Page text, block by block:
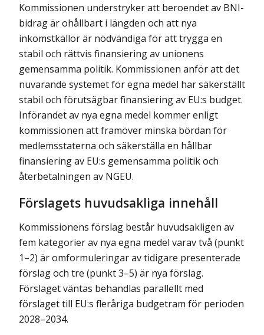
Kommissionen understryker att beroendet av BNI-
bidrag är ohållbart i längden och att nya
inkomstkällor är nödvändiga för att trygga en
stabil och rättvis finansiering av unionens
gemensamma politik. Kommissionen anför att det
nuvarande systemet för egna medel har säkerställt
stabil och förutsägbar finansiering av EU:s budget.
Införandet av nya egna medel kommer enligt
kommissionen att framöver minska bördan för
medlemsstaterna och säkerställa en hållbar
finansiering av EU:s gemensamma politik och
återbetalningen av NGEU.
Förslagets huvudsakliga innehåll
Kommissionens förslag består huvudsakligen av
fem kategorier av nya egna medel varav två (punkt
1–2) är omformuleringar av tidigare presenterade
förslag och tre (punkt 3–5) är nya förslag.
Förslaget väntas behandlas parallellt med
förslaget till EU:s fleråriga budgetram för perioden
2028–2034.